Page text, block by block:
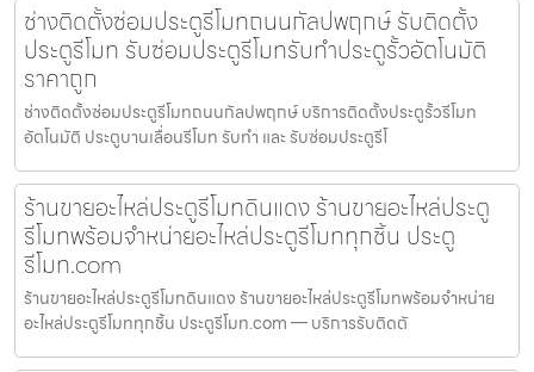
ช่างติดตั้งซ่อมประตูรีโมทถนนกัลปพฤกษ์ รับติดตั้ง
ประตูรีโมท รับซ่อมประตูรีโมทรับทำประตูรั้วอัตโนมัติ
ราคาถูก
ช่างติดตั้งซ่อมประตูรีโมทถนนกัลปพฤกษ์ บริการติดตั้งประตูรั้วรีโมท
อัตโนมัติ ประตูบานเลื่อนรีโมท รับทำ และ รับซ่อมประตูรีโ
ร้านขายอะไหล่ประตูรีโมทดินแดง ร้านขายอะไหล่ประตู
รีโมทพร้อมจำหน่ายอะไหล่ประตูรีโมททุกชิ้น ประตู
รีโมท.com
ร้านขายอะไหล่ประตูรีโมทดินแดง ร้านขายอะไหล่ประตูรีโมทพร้อมจำหน่าย
อะไหล่ประตูรีโมททุกชิ้น ประตูรีโมท.com — บริการรับติดตั